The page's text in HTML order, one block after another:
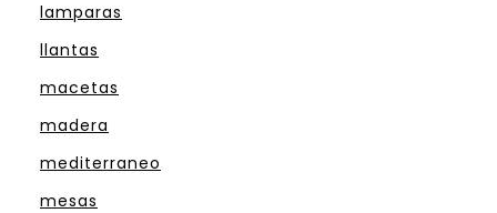
lamparas
llantas
macetas
madera
mediterraneo
mesas